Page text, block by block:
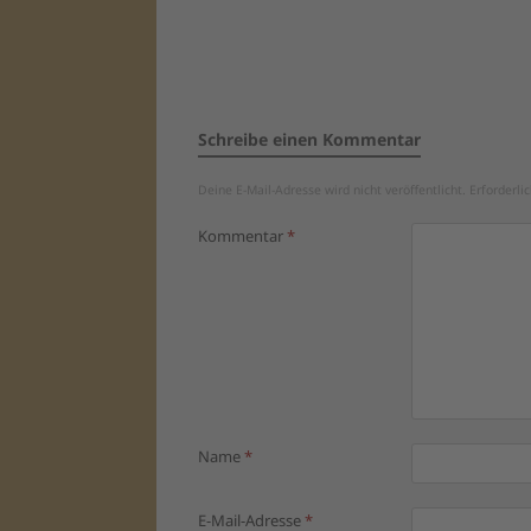
Schreibe einen Kommentar
Deine E-Mail-Adresse wird nicht veröffentlicht.
Kommentar*
Name*
E-Mail-Adresse*